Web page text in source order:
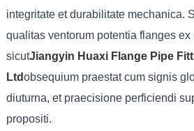
integritate et durabilitate mechanica.
qualitas ventorum potentia flanges ex
sicutJiangyin Huaxi Flange Pipe
Ltdobsequium praestat cum signis
diuturna, et praecisione perficiendi
propositi.